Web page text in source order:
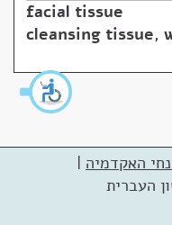
facial tissue
cleansing tissue,
האקדמיה |
העברית